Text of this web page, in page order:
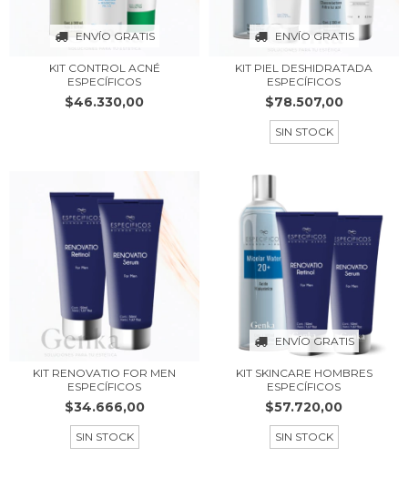
ENVÍO GRATIS
KIT CONTROL ACNÉ
ESPECÍFICOS
$46.330,00
ENVÍO GRATIS
KIT PIEL DESHIDRATADA
ESPECÍFICOS
$78.507,00
SIN STOCK
KIT RENOVATIO FOR MEN
ESPECÍFICOS
$34.666,00
SIN STOCK
ENVÍO GRATIS
KIT SKINCARE HOMBRES
ESPECÍFICOS
$57.720,00
SIN STOCK